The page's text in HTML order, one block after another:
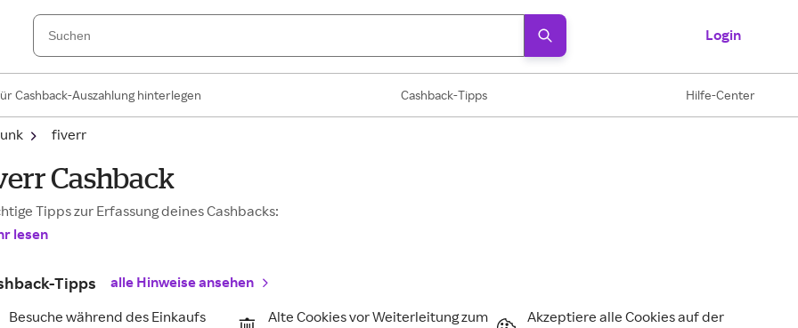
Login
Cashback-Auszahlung hinterlegen Cashback-Tipps Hilfe-Center
fiverr
Cashback
Tipps zur Erfassung deines Cashbacks:
lesen
Tipps
alle Hinweise ansehen
Besuche während des Einkaufs
Alte Cookies vor Weiterleitung zum
Akzeptiere alle Cookies auf der